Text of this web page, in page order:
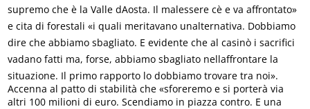
supremo che è la Valle dAosta. Il malessere cè e va affrontato»
e cita di forestali «i quali meritavano unalternativa. Dobbiamo
dire che abbiamo sbagliato. E evidente che al casinò i sacrifici
vadano fatti ma, forse, abbiamo sbagliato nellaffrontare la
situazione. Il primo rapporto lo dobbiamo trovare tra noi».
Accenna al patto di stabilità che «sforeremo e si porterà via
altri 100 milioni di euro. Scendiamo in piazza contro. E una